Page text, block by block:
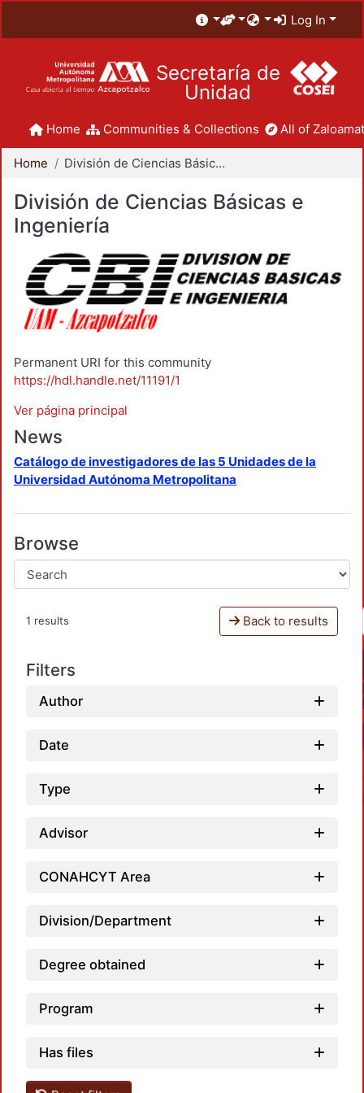
Log In
Secretaría de
Unidad
Home Communities & Collections All of
Home División de Ciencias Básicas e Ingeniería
División de Ciencias Básicas e
Ingeniería
Permanent URI for this community
https://hdl.handle.net/11191/1
Ver página principal
News
Catálogo de investigadores de las 5 Unidades de la
Universidad Autónoma Metropolitana
Browse
1 results Back to results
Filters
Author
Date
Type
Advisor
CONAHCYT Area
Division/Department
Degree obtained
Program
Has files